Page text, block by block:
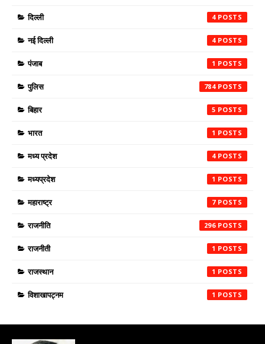
दिल्ली 4
नई दिल्ली 4
पंजाब 1
पुलिस 784
बिहार 5
भारत 1
मध्य प्रदेश 4
मध्यप्रदेश 1
महाराष्ट्र 7
राजनीति 296
राजनीती 1
राजस्थान 1
विशाखापट्नम 1